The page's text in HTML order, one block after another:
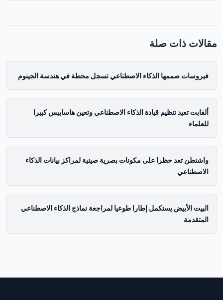
مقالات ذات صلة
فيروسات صممها الذكاء الاصطناعي تسجل محطة في هندسة الجينوم
ألفابت تعيد تنظيم قيادة الذكاء الاصطناعي وتعين هاسابيس كبيرا
للعلماء
واشنطن تعد حظرا على مكونات بصرية صينية لمراكز بيانات الذكاء
الاصطناعي
البيت الأبيض يستكمل إطارا طوعيا لمراجعة نماذج الذكاء الاصطناعي
المتقدمة